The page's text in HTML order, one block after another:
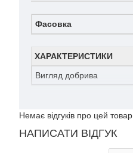
Фасовка
ХАРАКТЕРИСТИКИ
Вигляд добрива
Немає відгуків про цей товар.
НАПИСАТИ ВІДГУК